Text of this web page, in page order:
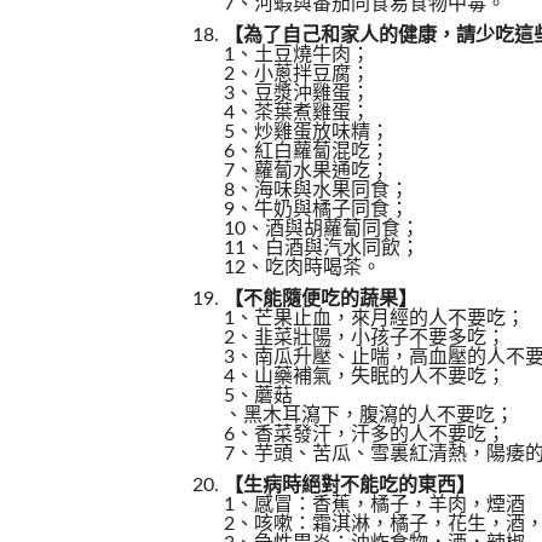
【為了自己和家人的健康，請少吃這
1、土豆燒牛肉；
2、小蔥拌豆腐；
3、豆漿沖雞蛋；
4、茶葉煮雞蛋；
5、炒雞蛋放味精；
6、紅白蘿蔔混吃；
7、蘿蔔水果通吃；
8、海味與水果同食；
9、牛奶與橘子同食；
10、酒與胡蘿蔔同食；
11、白酒與汽水同飲；
12、吃肉時喝茶。
【不能隨便吃的蔬果】
1、芒果止血，來月經的人不要吃；
2、韭菜壯陽，小孩子不要多吃；
3、南瓜升壓、止喘，高血壓的人不要
4、山藥補氣，失眠的人不要吃；
5、蘑菇
、黑木耳瀉下，腹瀉的人不要吃；
6、香菜發汗，汗多的人不要吃；
7、芋頭、苦瓜、雪裏紅清熱，陽痿
【生病時絕對不能吃的東西】
1、感冒：香蕉，橘子，羊肉，煙酒
2、咳嗽：霜淇淋，橘子，花生，酒，